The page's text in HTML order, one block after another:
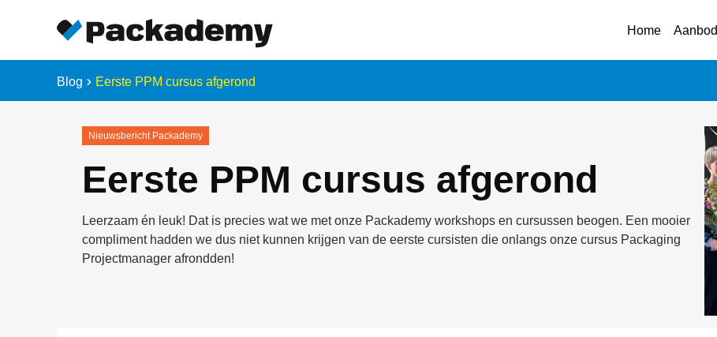
Home Aanbod
Blog Eerste PPM cursus afgerond
Nieuwsbericht Packademy
Eerste PPM cursus afgerond
Leerzaam én leuk! Dat is precies wat we met onze Packademy workshops en cursussen beogen. Een mooier
compliment hadden we dus niet kunnen krijgen van de eerste cursisten die onlangs onze cursus Packaging
Projectmanager afrondden!